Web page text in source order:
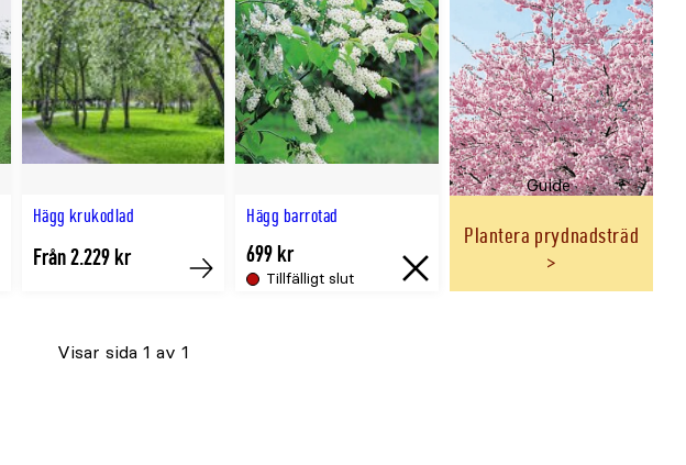
Hägg krukodlad
Från 2.229 kr
Köp
Hägg barrotad
Tillfälligt slut
699 kr
Tillfälligt
Guide
Plantera prydnadsträd
Visar sida 1 av 1